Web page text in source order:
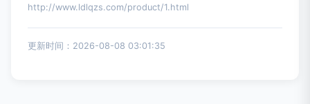
http://www.ldlqzs.com/product/1.html
更新时间：2026-08-08 03:01:35